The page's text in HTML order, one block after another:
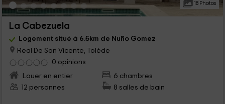
18 Photos
La Cabezuela
Logement situé à 6.5km de Nuño Gomez
Real De San Vicente, Tolède
0 opinions
Louer en entier
6 chambres
12 personnes
8 salles de bain